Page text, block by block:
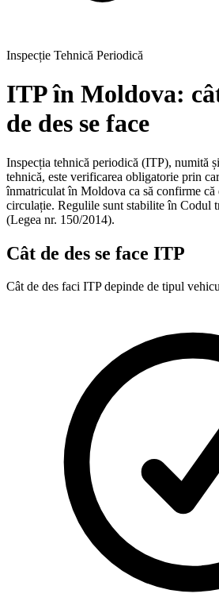
Inspecție Tehnică Periodică
ITP în Moldova:
de des se face
Inspecția tehnică periodică (ITP), numită
tehnică, este verificarea obligatorie prin
înmatriculat în Moldova ca să confirme că
circulație. Regulile sunt stabilite în Codul
(Legea nr. 150/2014).
Cât de des se face ITP
Cât de des faci ITP depinde de tipul